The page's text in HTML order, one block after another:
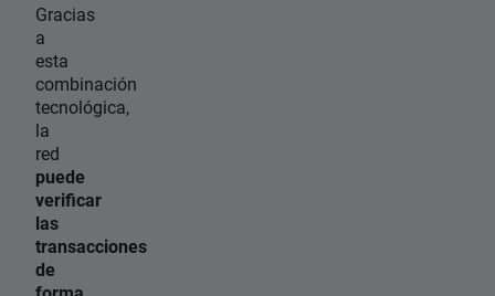
Gracias
a
esta
combinación
tecnológica,
la
red
puede
verificar
las
transacciones
de